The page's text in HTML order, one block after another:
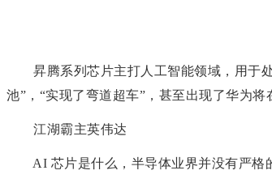
昇腾系列芯片主打人工智能领域，用于处
池”，“实现了弯道超车”，甚至出现了华为
江湖霸主英伟达
AI 芯片是什么，半导体业界并没有严格